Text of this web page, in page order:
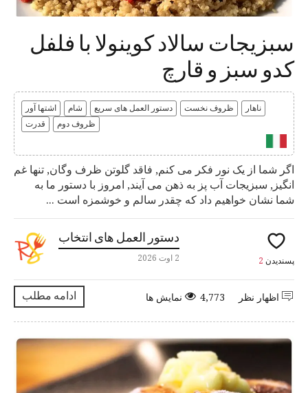
سبزیجات سالاد کوینولا با فلفل
کدو سبز و قارچ
اشتها آور شام دستور العمل های سریع ظروف نخست
ناهار
قدرت
ظروف دوم
اگر شما از یک نور فکر می کنم, فاقد گلوتن ظرف وگان, تنها غم
انگیز, سبزیجات آب پز به ذهن می آیند, امروز با دستور ما به
شما نشان خواهیم داد که چقدر سالم و خوشمزه است ...
دستور العمل های انتخاب
2 اوت 2026 پسندیدن 2
ادامه مطلب اظهار نظر 4,773 نمایش ها